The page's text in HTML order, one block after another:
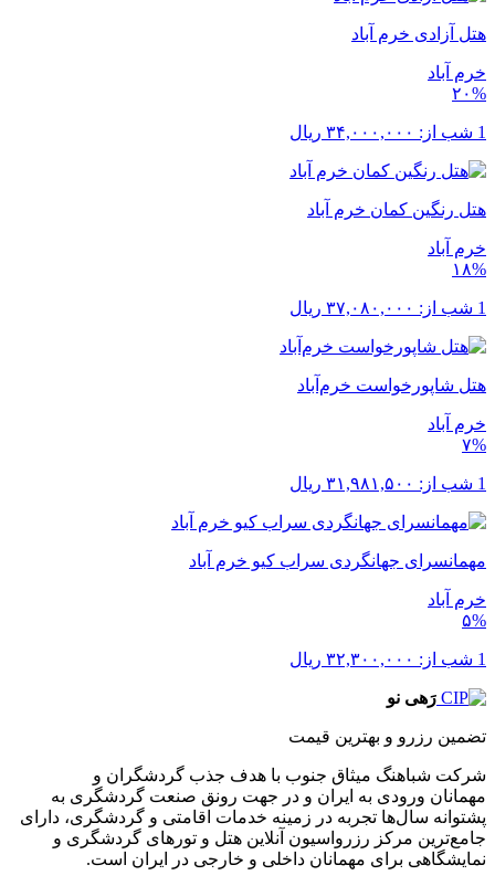
هتل آزادی خرم آباد
خرم ‌آباد
۲۰%
1 شب از: ۳۴,۰۰۰,۰۰۰ ریال
هتل رنگین کمان خرم آباد
خرم ‌آباد
۱۸%
1 شب از: ۳۷,۰۸۰,۰۰۰ ریال
هتل شاپورخواست خرم‌آباد
خرم ‌آباد
۷%
1 شب از: ۳۱,۹۸۱,۵۰۰ ریال
مهمانسرای جهانگردی سراب کیو خرم آباد
خرم ‌آباد
۵%
1 شب از: ۳۲,۳۰۰,۰۰۰ ریال
رَهی نو
تضمین رزرو و بهترین قیمت
شرکت شباهنگ میثاق جنوب با هدف جذب گردشگران و
مهمانان ورودی به ایران و در جهت رونق صنعت گردشگری به
پشتوانه سال‌ها تجربه در زمینه خدمات اقامتی و گردشگری، دارای
جامع‌ترین مرکز رزرواسیون آنلاین هتل و تورهای گردشگری و
نمایشگاهی برای مهمانان داخلی و خارجی در ایران است.